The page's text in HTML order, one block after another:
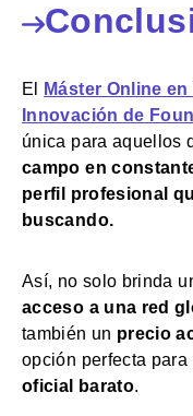
El
Máster Online
Innovación de
única para aquellos
campo en
perfil profesional
buscando.
Así, no solo brinda
acceso a una red
también un precio
opción perfecta
oficial barato.